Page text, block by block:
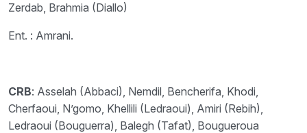
Zerdab, Brahmia (Diallo)
Ent. : Amrani.
CRB: Asselah (Abbaci), Nemdil, Bencherifa, Khodi,
Cherfaoui, N’gomo, Khellili (Ledraoui), Amiri (Rebih),
Ledraoui (Bouguerra), Balegh (Tafat), Bougueroua